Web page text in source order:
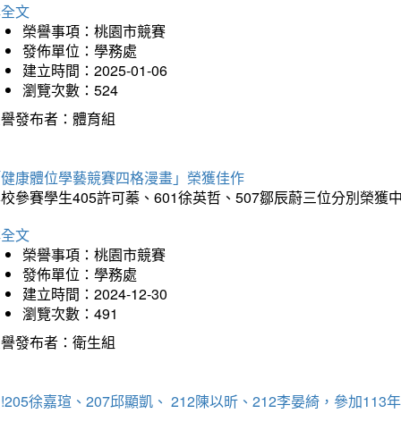
文
榮譽事項：桃園市競賽
發佈單位：學務處
建立時間：2025-01-06
瀏覽次數：524
發布者：體育組
康體位學藝競賽四格漫畫」榮獲佳作
參賽學生405許可蓁、601徐英哲、507鄒辰蔚三位分別榮獲
文
榮譽事項：桃園市競賽
發佈單位：學務處
建立時間：2024-12-30
瀏覽次數：491
發布者：衛生組
徐嘉瑄、207邱顯凱、 212陳以昕、212李晏綺，參加113